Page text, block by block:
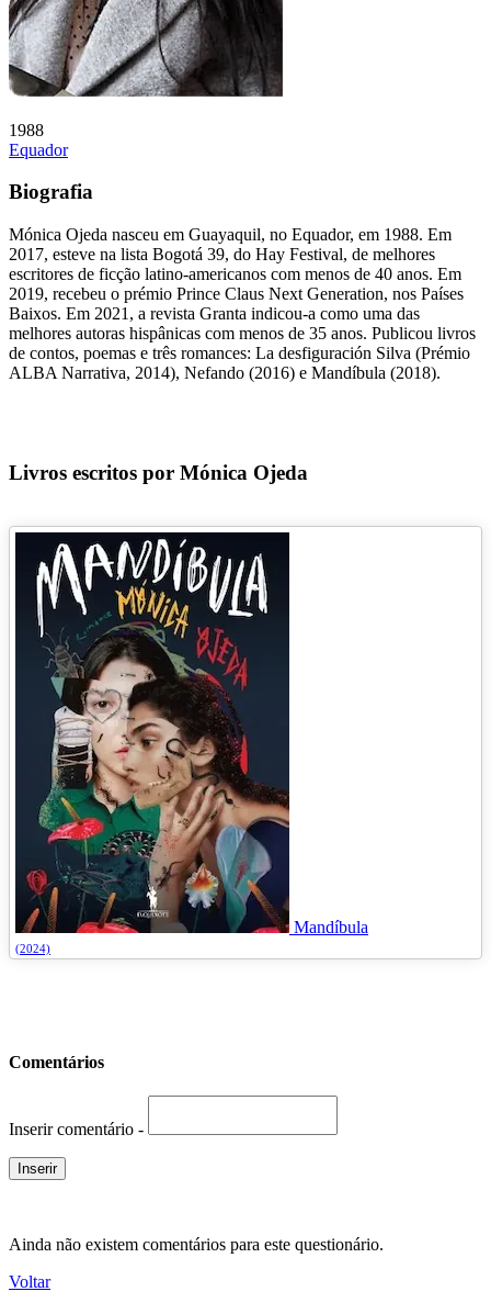
1988
Equador
Biografia
Mónica Ojeda nasceu em Guayaquil, no Equador, em 1988. Em
2017, esteve na lista Bogotá 39, do Hay Festival, de melhores
escritores de ficção latino-americanos com menos de 40 anos. Em
2019, recebeu o prémio Prince Claus Next Generation, nos Países
Baixos. Em 2021, a revista Granta indicou-a como uma das
melhores autoras hispânicas com menos de 35 anos. Publicou livros
de contos, poemas e três romances: La desfiguración Silva (Prémio
ALBA Narrativa, 2014), Nefando (2016) e Mandíbula (2018).
Livros escritos por Mónica Ojeda
Mandíbula
(2024)
Comentários
Inserir comentário -
Ainda não existem comentários para este questionário.
Voltar